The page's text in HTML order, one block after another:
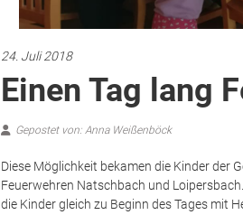
24. Juli 2018
Einen Tag lang
Gepostet von: Anna Weißenböck
Diese Möglichkeit bekamen die Kinder der
Feuerwehren Natschbach und Loipersbach.
die Kinder gleich zu Beginn des Tages mit